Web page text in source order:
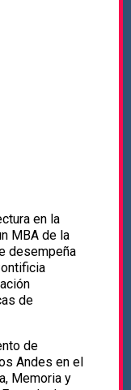
en la
MBA de la
desempeña
de
de
Andes en el
Memoria y